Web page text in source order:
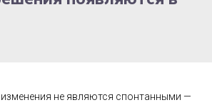
не являются спонтанными —